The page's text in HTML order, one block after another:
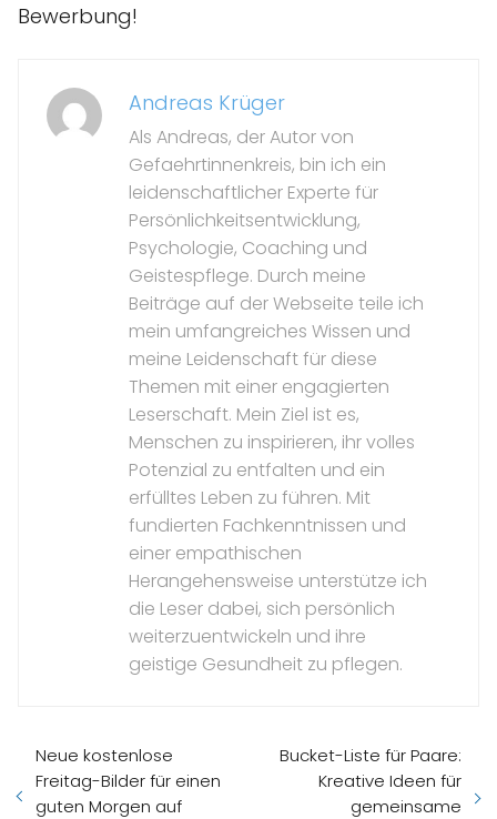
Bewerbung!
Andreas Krüger
Als Andreas, der Autor von
Gefaehrtinnenkreis, bin ich ein
leidenschaftlicher Experte für
Persönlichkeitsentwicklung,
Psychologie, Coaching und
Geistespflege. Durch meine
Beiträge auf der Webseite teile ich
mein umfangreiches Wissen und
meine Leidenschaft für diese
Themen mit einer engagierten
Leserschaft. Mein Ziel ist es,
Menschen zu inspirieren, ihr volles
Potenzial zu entfalten und ein
erfülltes Leben zu führen. Mit
fundierten Fachkenntnissen und
einer empathischen
Herangehensweise unterstütze ich
die Leser dabei, sich persönlich
weiterzuentwickeln und ihre
geistige Gesundheit zu pflegen.
Neue kostenlose
Freitag-Bilder für einen
guten Morgen auf
Bucket-Liste für Paare:
Kreative Ideen für
gemeinsame